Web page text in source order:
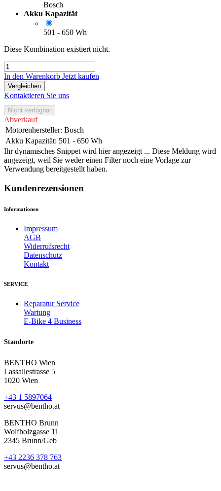
Bosch
Akku Kapazität
501 - 650 Wh
Diese Kombination existiert nicht.
In den Warenkorb Jetzt kaufen
Vergleichen
Kontaktieren Sie uns
Nicht verfügbar
Abverkauf
Motorenhersteller: Bosch
Akku Kapazität: 501 - 650 Wh
Ihr dynamisches Snippet wird hier angezeigt ... Diese Meldung wird
angezeigt, weil Sie weder einen Filter noch eine Vorlage zur
Verwendung bereitgestellt haben.
Kundenrezensionen
Informationen
Impressum
AGB
Widerrufsrecht
Datenschutz
Kontakt
SERVICE
Reparatur Service
Wartung
E-Bike 4 Business
Standorte
BENTHO Wien
Lassallestrasse 5
1020 Wien
+43 1 5897064
servus@bentho.at
BENTHO Brunn
Wolfholzgasse 11
2345 Brunn/Geb
+43 2236 378 763
servus@bentho.at